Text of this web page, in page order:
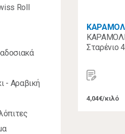
Roll
- Αραβική
Σταρένιο
4,04€/κιλό